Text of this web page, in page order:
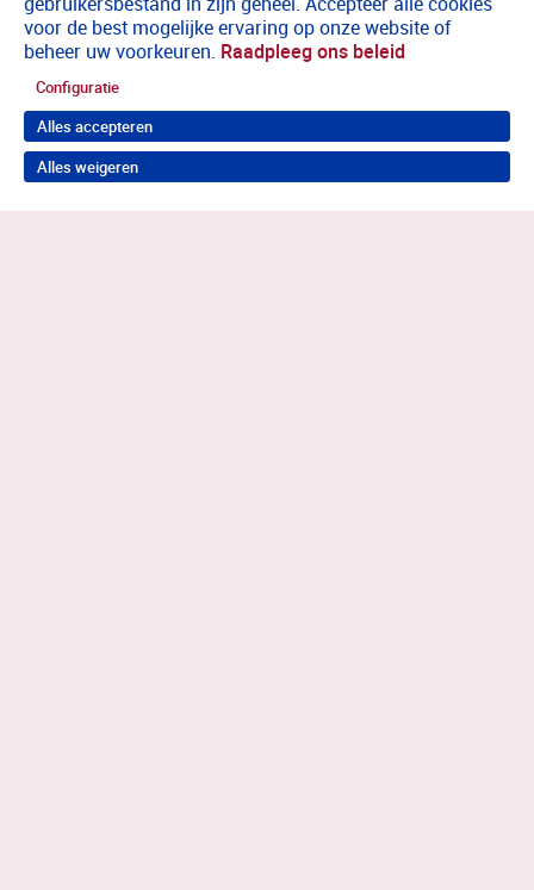
voor de best mogelijke ervaring op onze website of
beheer uw voorkeuren. Raadpleeg ons beleid
Configuratie
Alles accepteren
Alles weigeren